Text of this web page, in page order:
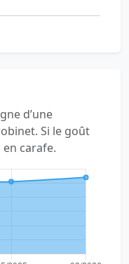
d’une
Si le goût
carafe.